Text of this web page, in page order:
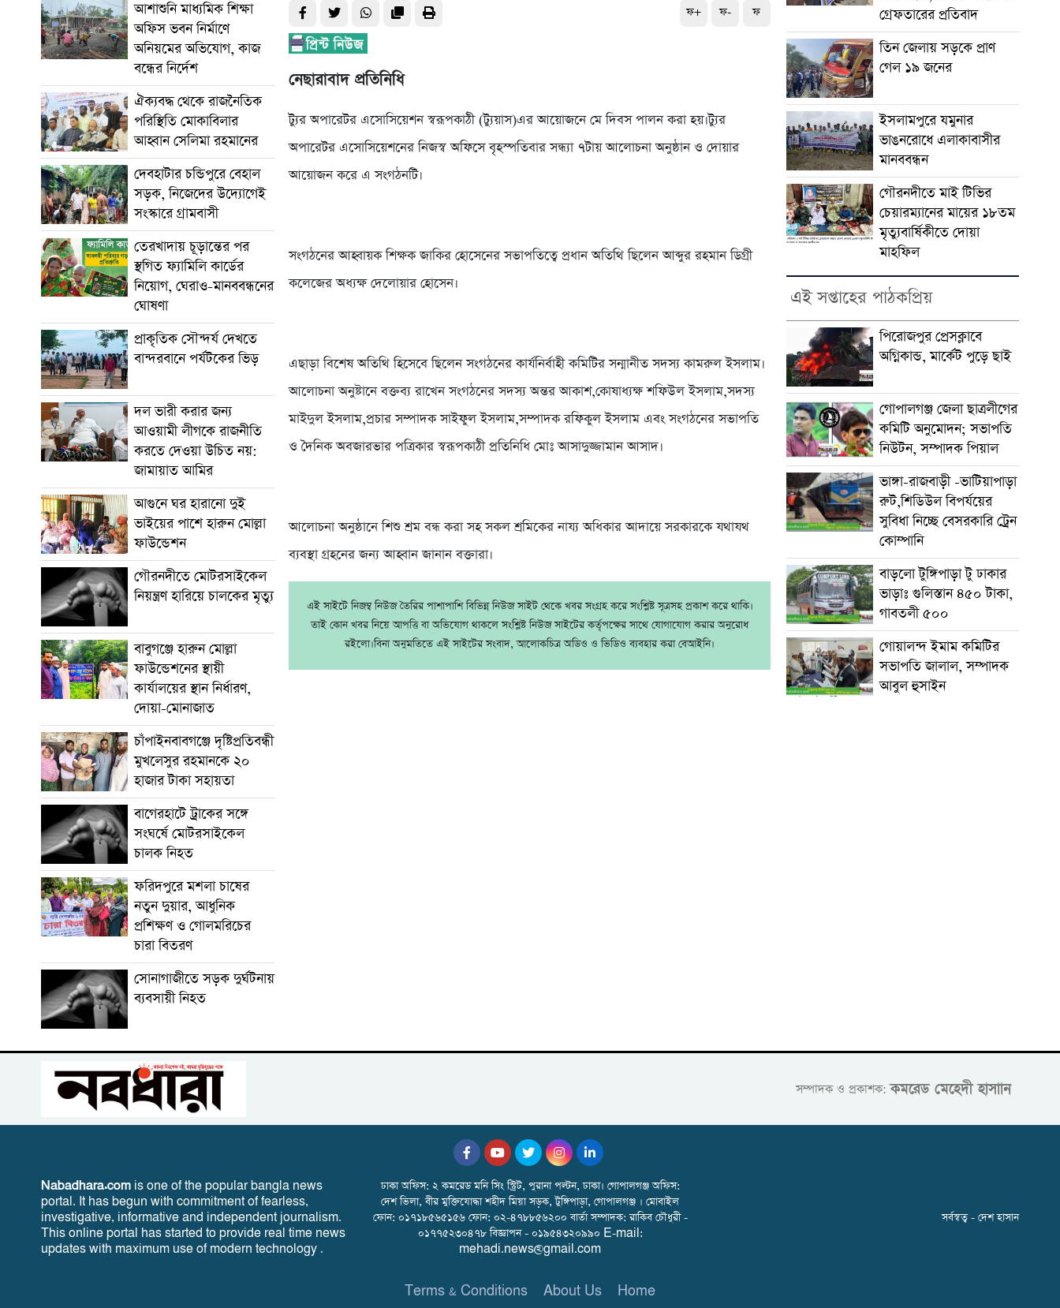
আশাশুনি মাধ্যমিক শিক্ষা
অফিস ভবন নির্মাণে
অনিয়মের অভিযোগ, কাজ
বন্ধের নির্দেশ
ঐক্যবদ্ধ থেকে রাজনৈতিক
পরিস্থিতি মোকাবিলার
আহ্বান সেলিমা রহমানের
দেবহাটার চন্ডিপুরে বেহাল
সড়ক, নিজেদের উদ্যোগেই
সংস্কারে গ্রামবাসী
তেরখাদায় চূড়ান্তের পর
স্থগিত ফ্যামিলি কার্ডের
নিয়োগ, ঘেরাও-মানববন্ধনের
ঘোষণা
প্রাকৃতিক সৌন্দর্য দেখতে
বান্দরবানে পর্যটকের ভিড়
দল ভারী করার জন্য
আওয়ামী লীগকে রাজনীতি
করতে দেওয়া উচিত নয়:
জামায়াত আমির
আগুনে ঘর হারানো দুই
ভাইয়ের পাশে হারুন মোল্লা
ফাউন্ডেশন
গৌরনদীতে মোটরসাইকেল
নিয়ন্ত্রণ হারিয়ে চালকের মৃত্যু
বাবুগঞ্জে হারুন মোল্লা
ফাউন্ডেশনের স্থায়ী
কার্যালয়ের স্থান নির্ধারণ,
দোয়া-মোনাজাত
চাঁপাইনবাবগঞ্জে দৃষ্টিপ্রতিবন্ধী
মুখলেসুর রহমানকে ২০
হাজার টাকা সহায়তা
বাগেরহাটে ট্রাকের সঙ্গে
সংঘর্ষে মোটরসাইকেল
চালক নিহত
ফরিদপুরে মশলা চাষের
নতুন দুয়ার, আধুনিক
প্রশিক্ষণ ও গোলমরিচের
চারা বিতরণ
সোনাগাজীতে সড়ক দুর্ঘটনায়
ব্যবসায়ী নিহত
ফ+ ফ- ফ
নেছারাবাদ প্র‌তি‌নি‌ধি
ট্যুর অপা‌রেটর এসো‌সি‌য়েশন স্বরূপকাঠী (ট্যুয়া‌স)এর আয়োজ‌নে মে দিবস পালন করা হয়।ট্যুর
অপা‌রেটর এসো‌সি‌য়েশ‌নের নিজস্ব অ‌ফি‌সে বৃহস্প‌তিবার সন্ধ্যা ৭টায় আলোচনা অনুষ্ঠান ও দোয়ার
আয়োজন ক‌রে এ সংগঠন‌টি।
সংগঠ‌নের আহ্বায়ক শিক্ষক জা‌কির হো‌সে‌নের সভাপ‌তিত্বে প্রধান অতি‌থি ছি‌লেন আব্দুর রহমান ‌ডিগ্রী
ক‌লে‌জের অধ্যক্ষ দে‌লোয়ার হো‌সেন।
এছাড়া বি‌শেষ অ‌তি‌থি হি‌সে‌বে ছি‌লেন সংগঠ‌নের কার্য‌নির্বাহী ক‌মি‌টির সন্মানীত সদস্য কামরুল ইসলাম।‌
আলোচনা অনুষ্টা‌নে বক্তব্য রা‌খেন সংগঠ‌নের সদস্য অন্তর আকাশ,কোষাধ্যক্ষ শ‌ফিউল ইসলাম,সদস্য
মাইদুল ইসলাম,প্রচার সম্পাদক সাইফুল ইসলাম,সম্পাদক র‌ফিকুল ইসলাম এবং সংগঠ‌নের সভাপ‌তি
ও দৈ‌নিক অবজারভার প‌ত্রিকার স্বরূপকাঠী প্র‌তি‌নি‌ধি মোঃ আসাদুজ্জামান আসাদ।
আলোচনা অনুষ্ঠানে শিশু শ্রম বন্ধ করা সহ সকল শ্র‌মি‌কের নায্য অ‌ধিকার আদা‌য়ে সরকার‌কে যথাযথ
ব্যবস্থা গ্রহ‌নের জন্য আহ্বান জানান বক্তারা।
এই সাইটে নিজম্ব নিউজ তৈরির পাশাপাশি বিভিন্ন নিউজ সাইট থেকে খবর সংগ্রহ করে সংশ্লিষ্ট সূত্রসহ প্রকাশ করে থাকি।
তাই কোন খবর নিয়ে আপত্তি বা অভিযোগ থাকলে সংশ্লিষ্ট নিউজ সাইটের কর্তৃপক্ষের সাথে যোগাযোগ করার অনুরোধ
রইলো।বিনা অনুমতিতে এই সাইটের সংবাদ, আলোকচিত্র অডিও ও ভিডিও ব্যবহার করা বেআইনি।
গ্রেফতারের প্রতিবাদ
তিন জেলায় সড়কে প্রাণ
গেল ১৯ জনের
ইসলামপুরে যমুনার
ভাঙনরোধে এলাকাবাসীর
মানববন্ধন
গৌরনদীতে মাই টিভির
চেয়ারম্যানের মায়ের ১৮তম
মৃত্যুবার্ষিকীতে দোয়া
মাহফিল
এই সপ্তাহের পাঠকপ্রিয়
পিরোজপুর প্রেসক্লাবে
অগ্নিকান্ড, মার্কেট পুড়ে ছাই
গোপালগঞ্জ জেলা ছাত্রলীগের
কমিটি অনুমোদন; সভাপতি
নিউটন, সম্পাদক পিয়াল
ভাঙ্গা-রাজবাড়ী -ভাটিয়াপাড়া
রুট,শিডিউল বিপর্যয়ের
সুবিধা নিচ্ছে বেসরকারি ট্রেন
কোম্পানি
বাড়লো টুঙ্গিপাড়া টু ঢাকার
ভাড়াঃ গুলিস্তান ৪৫০ টাকা,
গাবতলী ৫০০
গোয়ালন্দ ইমাম কমিটির
সভাপতি জালাল, সম্পাদক
আবুল হুসাইন
সম্পাদক ও প্রকাশক:কমরেড মেহেদী হাসাান
Nabadhara.com is one of the popular bangla news
portal. It has begun with commitment of fearless,
investigative, informative and independent journalism.
This online portal has started to provide real time news
updates with maximum use of modern technology .
ঢাকা অফিস: ২ কমরেড মনি সিং স্ট্রিট, পুরানা পল্টন, ঢাকা। গোপালগঞ্জ অফিস:
দেশ ভিলা, বীর মুক্তিযোদ্ধা শহীদ মিয়া সড়ক, টুঙ্গিপাড়া, গোপালগঞ্জ । মোবাইল
ফোন: ০১৭১৮৫৬৫১৫৬ ফোন: ০২-৪৭৮৮৫৬২০০ বার্তা সম্পাদক: রাকিব চৌধুরী -
০১৭৭৫২৩০৪৭৮ বিজ্ঞাপন - ০১৯৫৪৩২০৯৯০ E-mail:
mehadi.news@gmail.com
Terms & Conditions About Us Home
সর্বস্বত্ব - দেশ হাসান